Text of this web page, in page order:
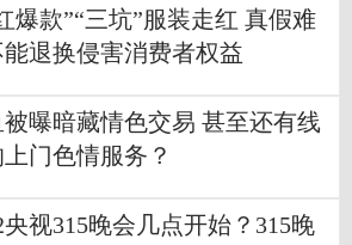
爆款”“三坑”服装走红 真假难
能退换侵害消费者权益
被曝暗藏情色交易 甚至还有线
门色情服务？
央视315晚会几点开始？315晚